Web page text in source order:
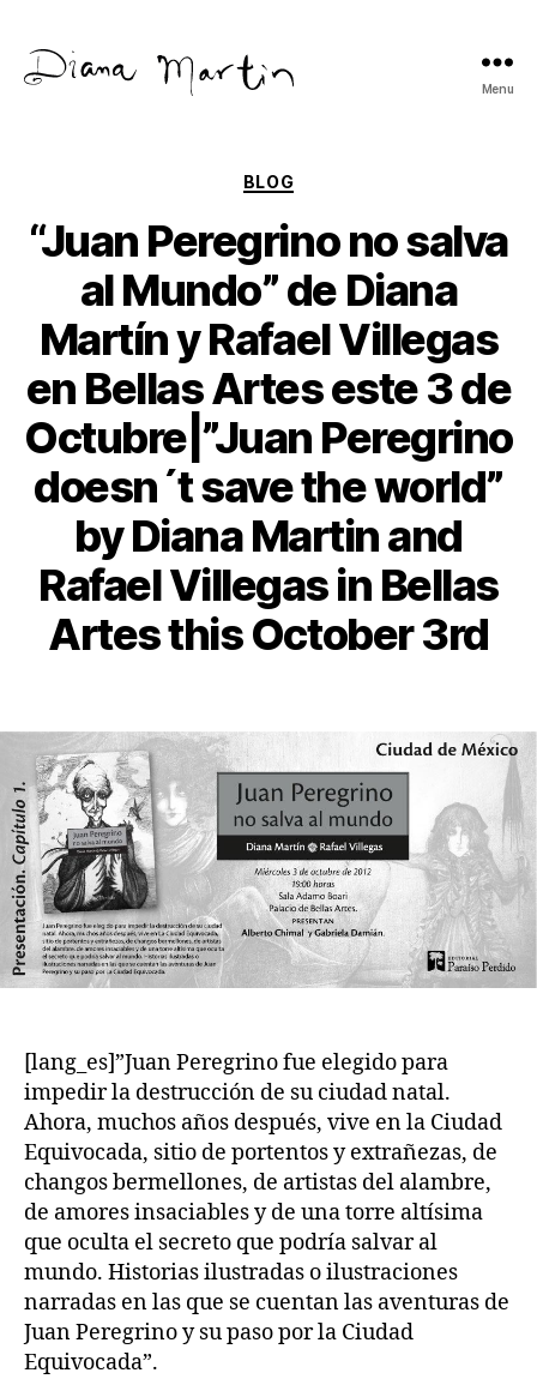
Menu
Categories
BLOG
“Juan Peregrino no salva
al Mundo” de Diana
Martín y Rafael Villegas
en Bellas Artes este 3 de
Octubre|”Juan Peregrino
doesn´t save the world”
by Diana Martin and
Rafael Villegas in Bellas
Artes this October 3rd
[lang_es]”Juan Peregrino fue elegido para
impedir la destrucción de su ciudad natal.
Ahora, muchos años después, vive en la Ciudad
Equivocada, sitio de portentos y extrañezas, de
changos bermellones, de artistas del alambre,
de amores insaciables y de una torre altísima
que oculta el secreto que podría salvar al
mundo. Historias ilustradas o ilustraciones
narradas en las que se cuentan las aventuras de
Juan Peregrino y su paso por la Ciudad
Equivocada”.